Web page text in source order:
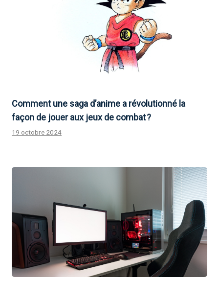
Comment une saga d’anime a révolutionné la
façon de jouer aux jeux de combat ?
19 octobre 2024